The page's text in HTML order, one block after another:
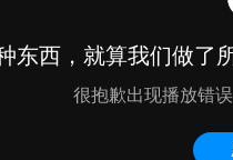
东西，就算我们做了
很抱歉出现播放错